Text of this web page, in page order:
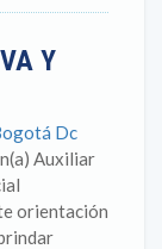
Y
Dc
Auxiliar
orientación